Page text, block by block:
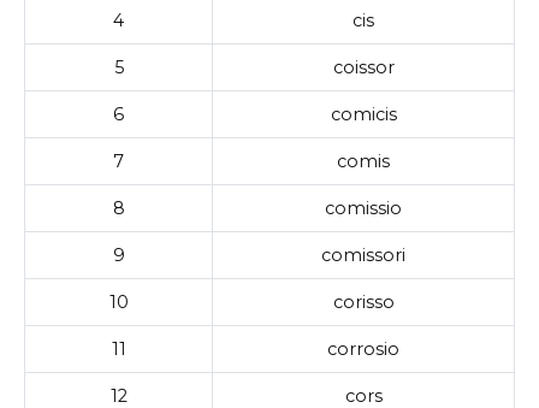
4 cis
5 coissor
6 comicis
7 comis
8 comissio
9 comissori
10 corisso
11 corrosio
12 cors